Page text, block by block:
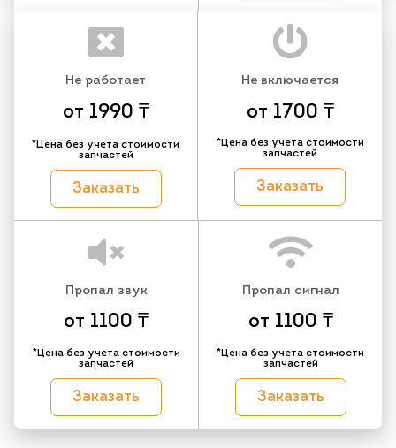
Не работает
от 1990 ₸
*Цена без учета стоимости
запчастей
Заказать
Не включается
от 1700 ₸
*Цена без учета стоимости
запчастей
Заказать
Пропал звук
от 1100 ₸
*Цена без учета стоимости
запчастей
Заказать
Пропал сигнал
от 1100 ₸
*Цена без учета стоимости
запчастей
Заказать